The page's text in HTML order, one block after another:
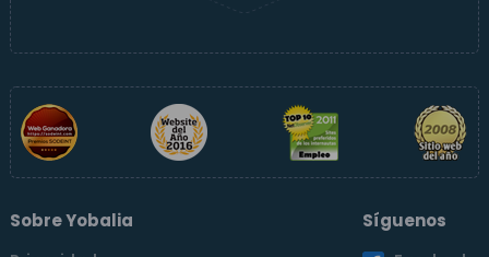
Sobre Yobalia Síguenos